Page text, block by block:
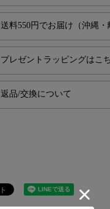
送料550円でお届け（沖縄・
プレゼントラッピングはこ
返品/交換について